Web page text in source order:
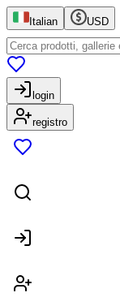
Italian USD
login
registro